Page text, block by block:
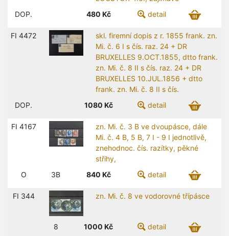
DOP.
480 Kč detail
FI 4472
skl. firemní dopis z r. 1855 frank. zn.
Mi. č. 6 I s čís. raz. 24 + DR
BRUXELLES 9.OCT.1855, dtto frank.
zn. Mi. č. 8 II s čís. raz. 24 + DR
BRUXELLES 10.JUL.1856 + dtto
frank. zn. Mi. č. 8 II s čís.
DOP.
1080 Kč detail
FI 4167
zn. Mi. č. 3 B ve dvoupásce, dále
Mi. č. 4 B, 5 B, 7 I - 9 I jednotlivě,
znehodnoc. čís. razítky, pěkné
střihy,
O
3B 840 Kč detail
FI 344 zn. Mi. č. 8 ve vodorovné třípásce
8 1000 Kč detail